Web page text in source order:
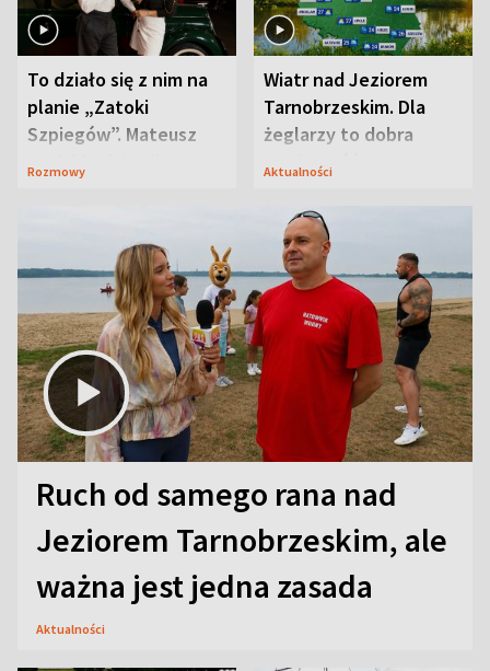
To działo się z nim na
planie „Zatoki
Szpiegów”. Mateusz
Janicki odsłonił
Rozmowy
Wiatr nad Jeziorem
Tarnobrzeskim. Dla
żeglarzy to dobra
wiadomość
Aktualności
Ruch od samego rana nad
Jeziorem Tarnobrzeskim, ale
ważna jest jedna zasada
Aktualności